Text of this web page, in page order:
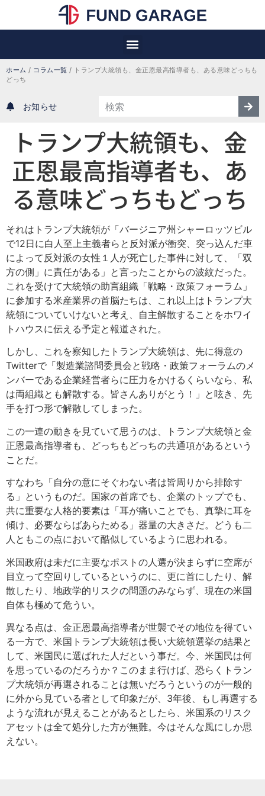
ホーム / コラム一覧 / トランプ大統領も、金正恩最高指導者も、ある意味どっちも
どっち
お知らせ
トランプ大統領も、金
正恩最高指導者も、あ
る意味どっちもどっち
それはトランプ大統領が「バージニア州シャーロッツビル
で12日に白人至上主義者らと反対派が衝突、突っ込んだ車
によって反対派の女性１人が死亡した事件に対して、「双
方の側」に責任がある」と言ったことからの波紋だった。
これを受けて大統領の助言組織「戦略・政策フォーラム」
に参加する米産業界の首脳たちは、これ以上はトランプ大
統領についていけないと考え、自主解散することをホワイ
トハウスに伝える予定と報道された。
しかし、これを察知したトランプ大統領は、先に得意の
Twitterで「製造業諮問委員会と戦略・政策フォーラムのメ
ンバーである企業経営者らに圧力をかけるくらいなら、私
は両組織とも解散する。皆さんありがとう！」と呟き、先
手を打つ形で解散してしまった。
この一連の動きを見ていて思うのは、トランプ大統領と金
正恩最高指導者も、どっちもどっちの共通項があるという
ことだ。
すなわち「自分の意にそぐわない者は皆周りから排除す
る」というものだ。国家の首席でも、企業のトップでも、
共に重要な人格的要素は「耳が痛いことでも、真摯に耳を
傾け、必要ならばあらためる」器量の大きさだ。どうも二
人ともこの点において酷似しているように思われる。
米国政府は未だに主要なポストの人選が決まらずに空席が
目立って空回りしているというのに、更に首にしたり、解
散したり、地政学的リスクの問題のみならず、現在の米国
自体も極めて危うい。
異なる点は、金正恩最高指導者が世襲でその地位を得てい
る一方で、米国トランプ大統領は長い大統領選挙の結果と
して、米国民に選ばれた人だという事だ。今、米国民は何
を思っているのだろうか？このまま行けば、恐らくトラン
プ大統領が再選されることは無いだろうというのが一般的
に外から見ている者として印象だが、3年後、もし再選する
ような流れが見えることがあるとしたら、米国系のリスク
アセットは全て処分した方が無難。今はそんな風にしか思
えない。